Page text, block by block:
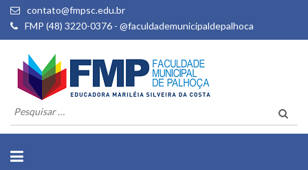
contato@fmpsc.edu.br
FMP (48) 3220-0376 - @faculdademunicipaldepalhoca
Pesquisar
por: